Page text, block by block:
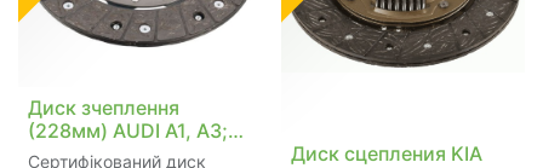
Диск зчеплення
(228мм) AUDI A1, A3;
SEAT CORDOBA,
Сертифікований диск
Диск сцепления KIA